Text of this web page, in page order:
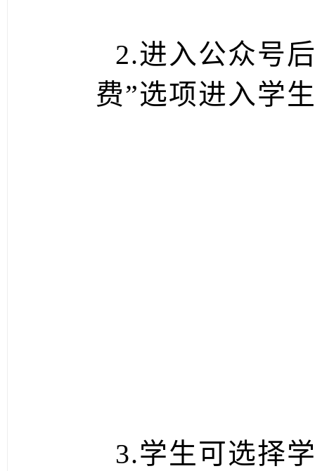
2.进入公众号
费”选项进入学
3.学生可选择